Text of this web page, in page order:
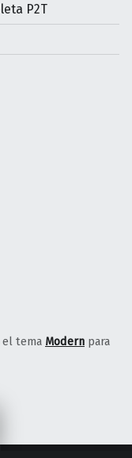
P2T
el tema Modern para